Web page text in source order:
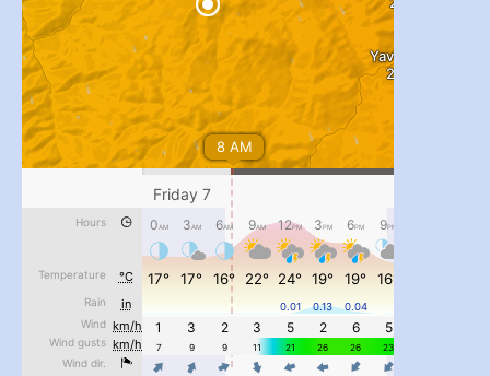
#PipIvanToday
#PipIvanWeather
 ...
pimrec_project